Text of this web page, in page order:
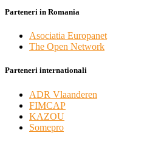
Parteneri in Romania
Asociatia Europanet
The Open Network
Parteneri internationali
ADR Vlaanderen
FIMCAP
KAZOU
Somepro